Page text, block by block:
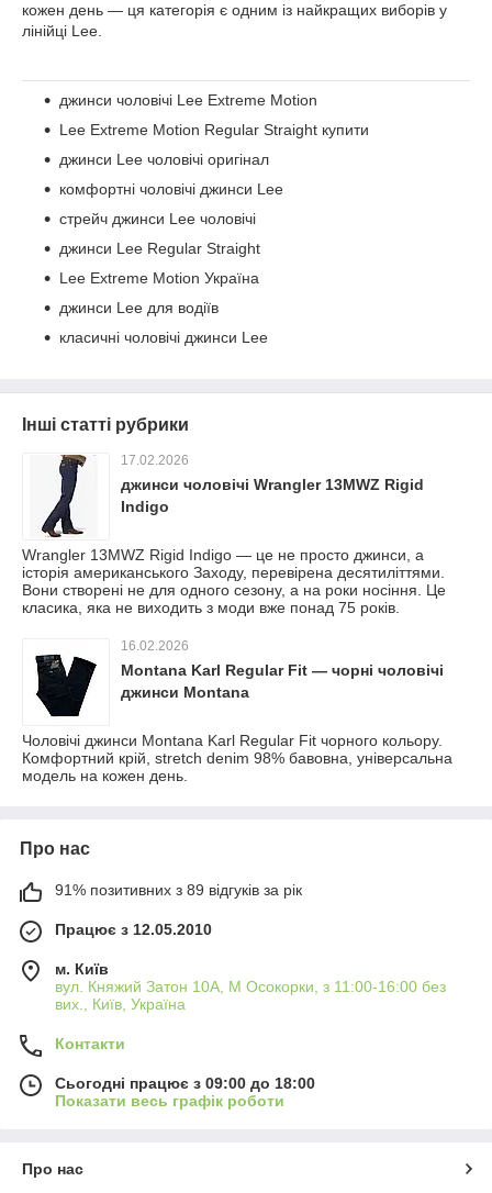
кожен день — ця категорія є одним із найкращих виборів у
лінійці Lee.
джинси чоловічі Lee Extreme Motion
Lee Extreme Motion Regular Straight купити
джинси Lee чоловічі оригінал
комфортні чоловічі джинси Lee
стрейч джинси Lee чоловічі
джинси Lee Regular Straight
Lee Extreme Motion Україна
джинси Lee для водіїв
класичні чоловічі джинси Lee
Інші статті рубрики
17.02.2026
джинси чоловічі Wrangler 13MWZ Rigid
Indigo
Wrangler 13MWZ Rigid Indigo — це не просто джинси, а
історія американського Заходу, перевірена десятиліттями.
Вони створені не для одного сезону, а на роки носіння. Це
класика, яка не виходить з моди вже понад 75 років.
16.02.2026
Montana Karl Regular Fit — чорні чоловічі
джинси Montana
Чоловічі джинси Montana Karl Regular Fit чорного кольору.
Комфортний крій, stretch denim 98% бавовна, універсальна
модель на кожен день.
Про нас
91% позитивних з 89 відгуків за рік
Працює з 12.05.2010
м. Київ
вул. Княжий Затон 10А, М Осокорки, з 11:00-16:00 без
вих., Київ, Україна
Контакти
Сьогодні працює з 09:00 до 18:00
Показати весь графік роботи
Про нас